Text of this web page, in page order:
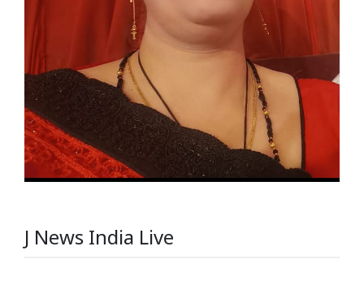
J News India Live